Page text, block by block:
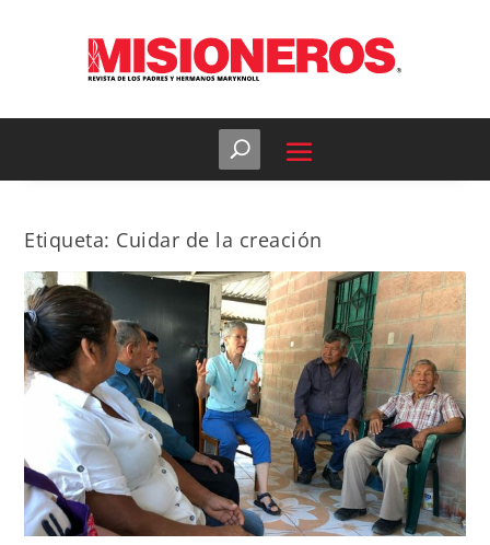
Etiqueta: Cuidar de la creación